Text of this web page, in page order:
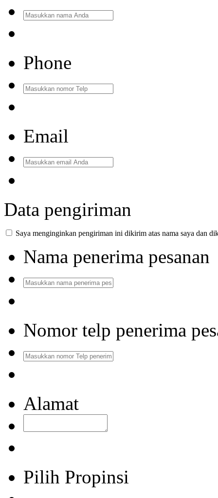
Phone
Email
Data pengiriman
Saya menginginkan pengiriman ini dikirim atas nama saya dan
Nama penerima pesanan
Nomor telp penerima
Alamat
Pilih Propinsi